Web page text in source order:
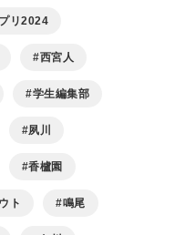
リ2024
西宮人
学生編集部
夙川
香櫨園
ト 鳴尾